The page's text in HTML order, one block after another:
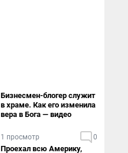
Бизнесмен-блогер служит
в храме. Как его изменила
вера в Бога — видео
1 просмотр 0
Проехал всю Америку,